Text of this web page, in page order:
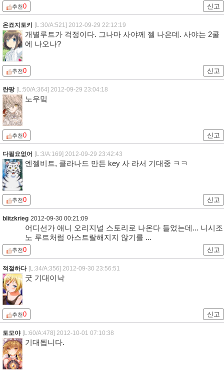
추천0 신고
온죠지토키 [L:30/A:521] 2012-09-29 22:12:19
개별루트가 걱정이다. 그나마 사야께 젤 나은데. 사야는 2쿨
에 나오나?
추천0 신고
랸팡 [L:50/A:364] 2012-09-29 23:04:18
노우밐
추천0 신고
다필요없어 [L:3/A:169] 2012-09-29 23:42:43
엔젤비트, 클라나드 만든 key 사 라서 기대중 ㅋㅋ
추천0 신고
blitzkrieg 2012-09-30 00:21:09
어디선가 애니 오리지널 스토리로 나온다 들었는데... 니시조
노 루트처럼 아스트랄해지지 않기를 ...
추천0 신고
적절하다 [L:34/A:356] 2012-09-30 23:56:51
굿 기대이낙
추천0 신고
토모야 [L:60/A:478] 2012-10-01 07:10:38
기대됩니다.